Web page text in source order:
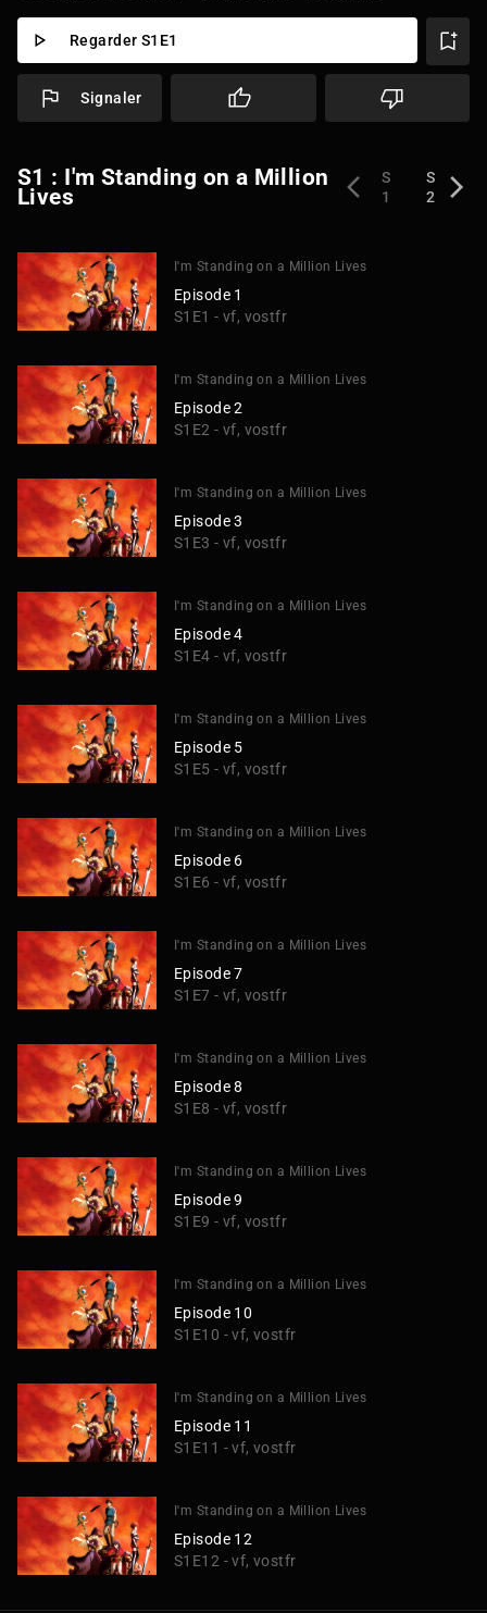
Regarder S1E1
Signaler
S1 : I'm Standing on a Million
Lives
S
1
S
2
I'm Standing on a Million Lives
Episode 1
S1E1 - vf, vostfr
I'm Standing on a Million Lives
Episode 2
S1E2 - vf, vostfr
I'm Standing on a Million Lives
Episode 3
S1E3 - vf, vostfr
I'm Standing on a Million Lives
Episode 4
S1E4 - vf, vostfr
I'm Standing on a Million Lives
Episode 5
S1E5 - vf, vostfr
I'm Standing on a Million Lives
Episode 6
S1E6 - vf, vostfr
I'm Standing on a Million Lives
Episode 7
S1E7 - vf, vostfr
I'm Standing on a Million Lives
Episode 8
S1E8 - vf, vostfr
I'm Standing on a Million Lives
Episode 9
S1E9 - vf, vostfr
I'm Standing on a Million Lives
Episode 10
S1E10 - vf, vostfr
I'm Standing on a Million Lives
Episode 11
S1E11 - vf, vostfr
I'm Standing on a Million Lives
Episode 12
S1E12 - vf, vostfr